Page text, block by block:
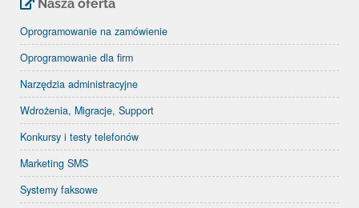
Nasza oferta
Oprogramowanie na zamówienie
Oprogramowanie dla firm
Narzędzia administracyjne
Wdrożenia, Migracje, Support
Konkursy i testy telefonów
Marketing SMS
Systemy faksowe